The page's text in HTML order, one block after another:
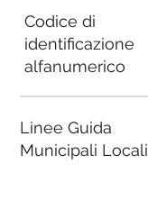
Codice di
identificazione
alfanumerico
Linee Guida
Municipali Locali